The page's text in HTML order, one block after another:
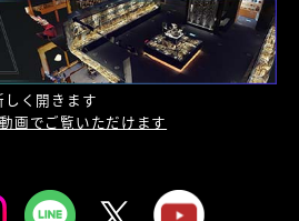
しく開きます
画でご覧いただけます